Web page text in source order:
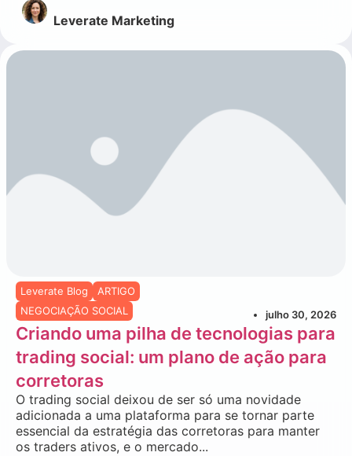
Leverate Marketing
Leverate Blog
ARTIGO
NEGOCIAÇÃO SOCIAL
julho 30, 2026
Criando uma pilha de tecnologias para
trading social: um plano de ação para
corretoras
O trading social deixou de ser só uma novidade
adicionada a uma plataforma para se tornar parte
essencial da estratégia das corretoras para manter
os traders ativos, e o mercado...